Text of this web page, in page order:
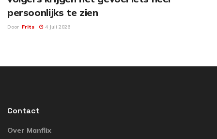
persoonlijks te zien
Door Frits 4 Juli 2026
Contact
Over Manflix